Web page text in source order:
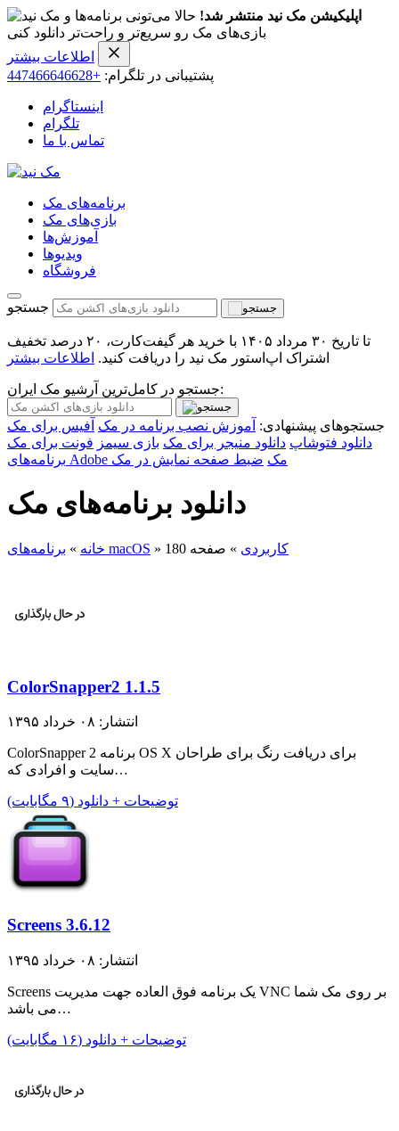
اپلیکیشن مک نید منتشر شد! حالا می‌تونی برنامه‌ها و
بازی‌های مک رو سریع‌تر و راحت‌تر دانلود کنی
اطلاعات بیشتر
پشتیبانی در تلگرام: +447466646628
اینستاگرام
تلگرام
تماس با ما
برنامه‌های مک
بازی‌های مک
آموزش‌ها
ویدیو‌ها
فروشگاه
جستجو
تا تاریخ ۳۰ مرداد ۱۴۰۵ با خرید هر گیفت‌کارت، ۲۰ درصد تخفیف
اشتراک اپ‌استور مک نید را دریافت کنید. اطلاعات بیشتر
جستجو در کامل‌ترین آرشیو مک ایران:
جستجوهای پیشنهادی: آموزش نصب برنامه در مک آفیس برای مک
دانلود فتوشاپ دانلود منیجر برای مک بازی سیمز فونت برای مک
برنامه‌های Adobe مک ضبط صفحه نمایش در مک
دانلود برنامه‌های مک
خانه » برنامه‌های macOS » کاربردی » صفحه 180
ColorSnapper2 1.1.5
انتشار: ۰۸ خرداد ۱۳۹۵
ColorSnapper 2 برنامه OS X برای دریافت رنگ برای طراحان
سایت و افرادی که…
توضیحات + دانلود (۹ مگابایت)
Screens 3.6.12
انتشار: ۰۸ خرداد ۱۳۹۵
Screens یک برنامه فوق العاده جهت مدیریت VNC بر روی مک شما
می باشد…
توضیحات + دانلود (۱۶ مگابایت)